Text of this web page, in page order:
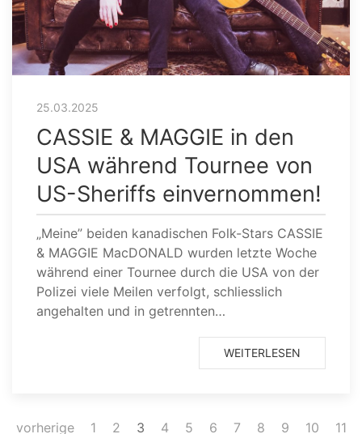
25.03.2025
CASSIE & MAGGIE in den
USA während Tournee von
US-Sheriffs einvernommen!
„Meine” beiden kanadischen Folk-Stars CASSIE
& MAGGIE MacDONALD wurden letzte Woche
während einer Tournee durch die USA von der
Polizei viele Meilen verfolgt, schliesslich
angehalten und in getrennten…
WEITERLESEN
vorherige 1 2 3 4 5 6 7 8 9 10 11